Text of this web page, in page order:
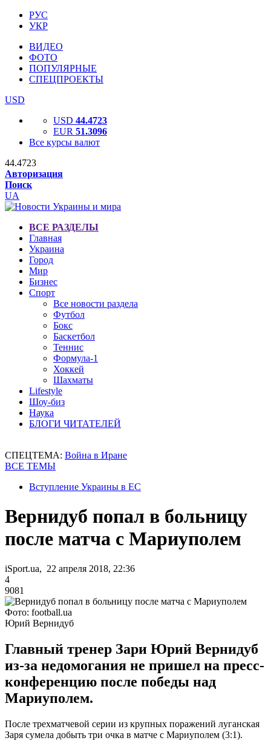
РУС
УКР
ВИДЕО
ФОТО
ПОПУЛЯРНЫЕ
СПЕЦПРОЕКТЫ
USD
USD 44.4723
EUR 51.3096
Все курсы валют
44.4723
Авторизация
Поиск
UA
ВСЕ РАЗДЕЛЫ
Главная
Украина
Город
Мир
Бизнес
Спорт
Все новости раздела
Футбол
Бокс
Баскетбол
Теннис
Формула-1
Хоккей
Шахматы
Lifestyle
Шоу-биз
Наука
БЛОГИ ЧИТАТЕЛЕЙ
СПЕЦТЕМА: Война в Иране
ВСЕ ТЕМЫ
Вступление Украины в ЕС
Вернидуб попал в больницу
после матча с Мариуполем
iSport.ua, 22 апреля 2018, 22:36
4
9081
Фото: football.ua
Юрий Вернидуб
Главный тренер Зари Юрий Вернидуб
из-за недомогания не пришел на пресс-
конференцию после победы над
Мариуполем.
После трехматчевой серии из крупных поражений луганская
Заря сумела добыть три очка в матче с Мариуполем (3:1).